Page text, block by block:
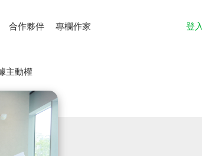
合作夥伴 專欄作家 登
主動權